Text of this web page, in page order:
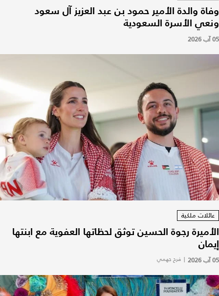
وفاة والدة الأمير حمود بن عبد العزيز آل سعود
ونعي الأسرة السعودية
05 آب 2026
عائلات ملكية
الأميرة رجوة الحسين توثق لحظاتها العفوية مع ابنتها
إيمان
05 آب 2026 | فرح جهمي